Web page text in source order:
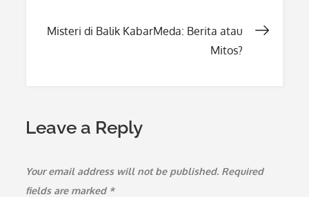
Misteri di Balik KabarMeda: Berita atau
Mitos?
Leave a Reply
Your email address will not be published. Required
fields are marked *